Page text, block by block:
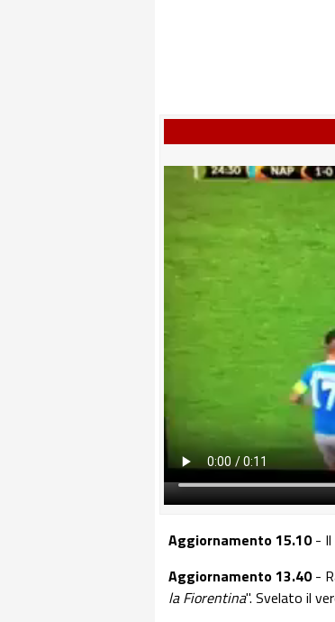
Aggiornamento 15.10- Il
Aggiornamento 13.40-
la Fiorentina". Svelato il